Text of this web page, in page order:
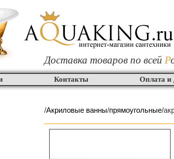
Доставка товаров по всей Р
Контакты Оплата и
/Акриловые ванны/прямоугольные/